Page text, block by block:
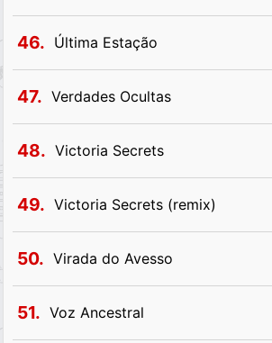
46. Última Estação
47. Verdades Ocultas
48. Victoria Secrets
49. Victoria Secrets (remix)
50. Virada do Avesso
51. Voz Ancestral